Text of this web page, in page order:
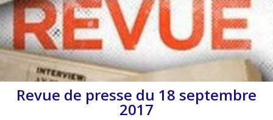
Revue de presse du 18 septembre
2017